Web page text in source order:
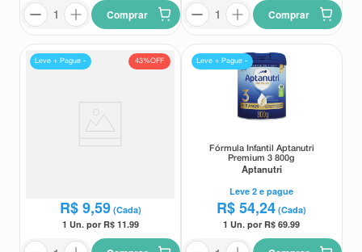
Comprar Comprar
43%OFF
Leve + Pague -
Antigripal Neolefrin 20
R$ 9,59 (Cada)
1 Un. por R$ 11.99
Leve + Pague -
Fórmula Infantil Aptanutri
Premium 3 800g
Aptanutri
Leve2 e pague
R$ 54,24 (Cada)
1 Un. por R$69.99